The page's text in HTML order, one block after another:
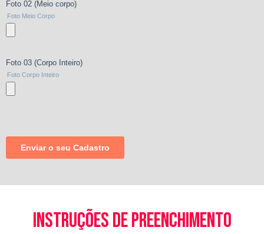
instruções de preenchimento